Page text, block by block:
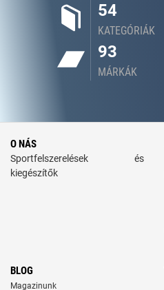
54
KATEGÓRIÁK
93
MÁRKÁK
O NÁS
Sportfelszerelések és
kiegészítők
BLOG
Magazinunk